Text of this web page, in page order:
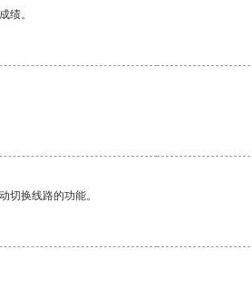
绩。
切换线路的功能。